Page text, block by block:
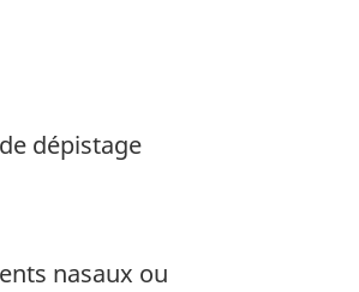
dépistage
nasaux ou